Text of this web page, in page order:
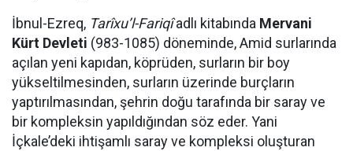
İbnul-Ezreq, Tarîxu’l-Fariqîadlı kitabında Mervani
Kürt Devleti (983-1085) döneminde, Amid surlarında
açılan yeni kapıdan, köprüden, surların bir boy
yükseltilmesinden, surların üzerinde burçların
yaptırılmasından, şehrin doğu tarafında bir saray ve
bir kompleksin yapıldığından söz eder. Yani
İçkale’deki ihtişamlı saray ve kompleksi oluşturan